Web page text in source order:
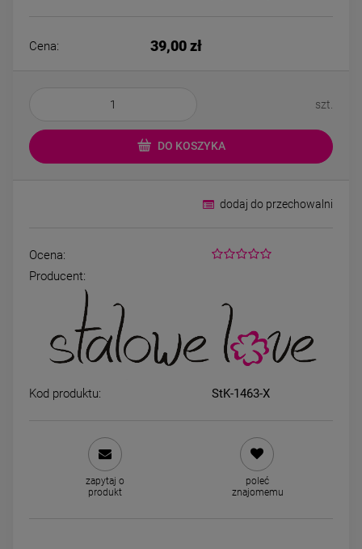
STAL CHIRURGICZNA
69,00 zł
DO KOSZYKA
Kolczyki STAL
bigiel zatrzask kwiatek
49,00 zł
DO KOSZYKA
Cena: 39,00 zł
szt.
DO KOSZYKA
dodaj do przechowalni
Ocena:
Producent:
Kod produktu: StK-1463-X
zapytaj o
produkt
poleć
znajomemu